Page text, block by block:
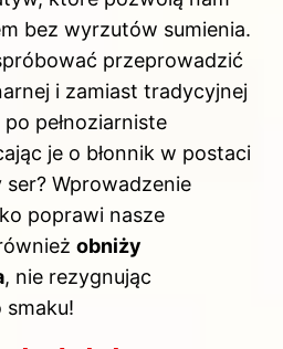
bez wyrzutów sumienia.
przeprowadzić
i zamiast tradycyjnej
pełnoziarniste
je o błonnik w postaci
Wprowadzenie
poprawi nasze
obniży
, nie rezygnując
smaku!